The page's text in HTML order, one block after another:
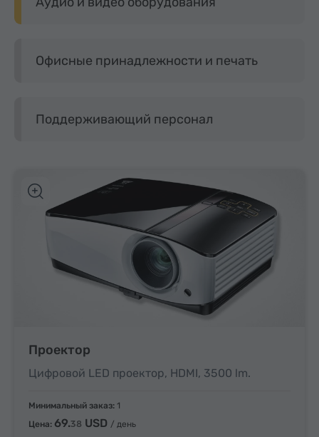
Офисные принадлежности и печать
Поддерживающий персонал
Проектор
Цифровой LED проектор, HDMI, 3500 lm.
Минимальный заказ: 1
Цена: 69.38 USD / день